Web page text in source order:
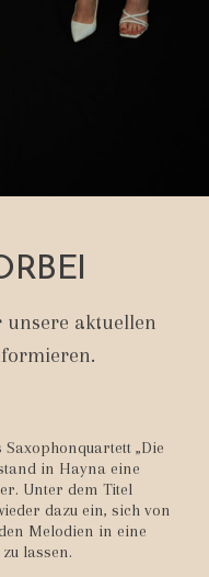
„Die
in Hayna eine
Unter dem Titel
dazu ein, sich von
Melodien in eine
lassen.
aktuellen